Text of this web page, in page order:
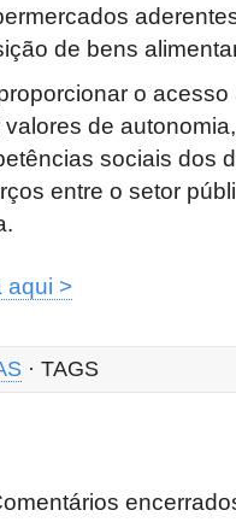
de bens
o
de
sociais dos
entre o setor
aqui >
· TAGS